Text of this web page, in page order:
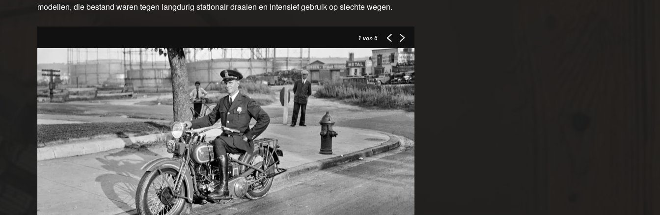
modellen, die bestand waren tegen langdurig stationair draaien en intensief gebruik op slechte wegen.
1 van 6